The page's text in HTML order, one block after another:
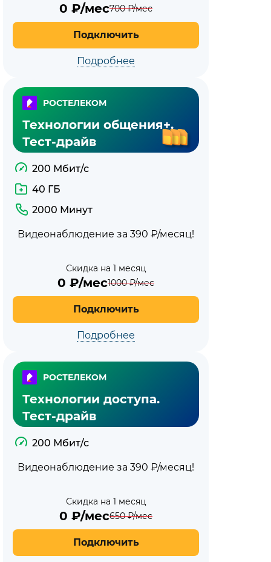
0 ₽/мес700₽/мес
Подключить
Подробнее
РОСТЕЛЕКОМ
Технологии общения+.
Тест-драйв
200 Мбит/с
40 ГБ
2000 Минут
Видеонаблюдение за 390 ₽/месяц!
Скидка на 1 месяц
0 ₽/мес1000₽/мес
Подключить
Подробнее
РОСТЕЛЕКОМ
Технологии доступа.
Тест-драйв
200 Мбит/с
Видеонаблюдение за 390 ₽/месяц!
Скидка на 1 месяц
0 ₽/мес650₽/мес
Подключить